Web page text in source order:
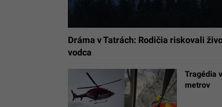
Dráma v Tatrách: Rodičia riskovali
vodca
Tragédia
metrov